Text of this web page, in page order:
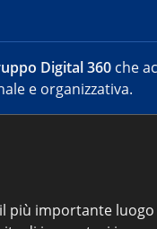
Digital 360 che
e organizzativa.
più importante